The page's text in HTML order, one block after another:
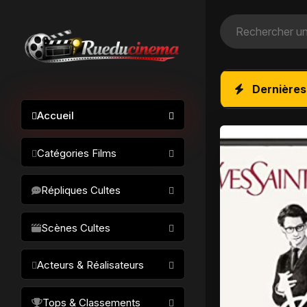
Accueil
Catégories Films
Science-fiction
Drame / Thriller
Comédie/humour
Horreur
Fantastique
Répliques Cultes
Scènes Cultes
Acteurs & Réalisateurs
Tops & Classements